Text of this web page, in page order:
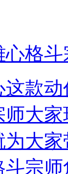
心格
款
师大
大
斗宗